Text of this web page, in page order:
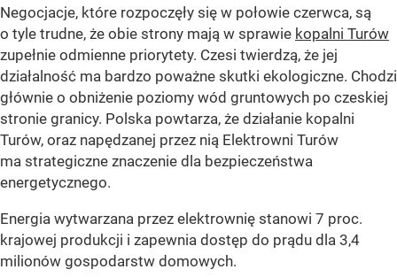
Negocjacje, które rozpoczęły się w połowie czerwca, są
o tyle trudne, że obie strony mają w sprawie kopalni Turów
zupełnie odmienne priorytety. Czesi twierdzą, że jej
działalność ma bardzo poważne skutki ekologiczne. Chodzi
głównie o obniżenie poziomy wód gruntowych po czeskiej
stronie granicy. Polska powtarza, że działanie kopalni
Turów, oraz napędzanej przez nią Elektrowni Turów
ma strategiczne znaczenie dla bezpieczeństwa
energetycznego.
Energia wytwarzana przez elektrownię stanowi 7 proc.
krajowej produkcji i zapewnia dostęp do prądu dla 3,4
milionów gospodarstw domowych.